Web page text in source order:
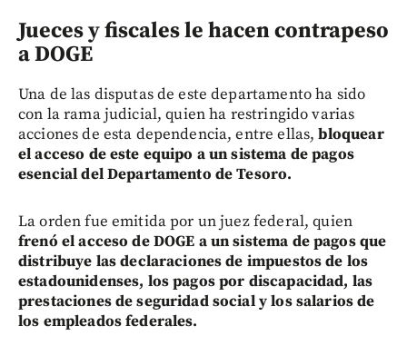
Jueces y fiscales le hacen contrapeso
a DOGE
Una de las disputas de este departamento ha sido
con la rama judicial, quien ha restringido varias
acciones de esta dependencia, entre ellas, bloquear
el acceso de este equipo a un sistema de pagos
esencial del Departamento de Tesoro.
La orden fue emitida por un juez federal, quien
frenó el acceso de DOGE a un sistema de pagos que
distribuye las declaraciones de impuestos de los
estadounidenses, los pagos por discapacidad, las
prestaciones de seguridad social y los salarios de
los empleados federales.